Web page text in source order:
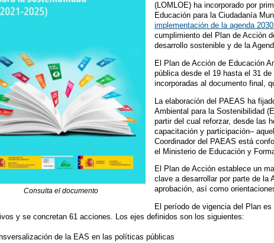
Consulta el documento
(LOMLOE) ha incorporado por
Educación para la Ciudadanía
implementación de la agenda
cumplimiento del Plan de Acción
desarrollo sostenible y de la
El Plan de Acción de Educación
pública desde el 19 hasta el 31
incorporadas al documento final,
La elaboración del PAEAS ha
Ambiental para la Sostenibilidad
partir del cual reforzar, desde las
capacitación y participación–
Coordinador del PAEAS está
el Ministerio de Educación y
El Plan de Acción establece un
clave a desarrollar por parte de la
aprobación, así como
El período de vigencia del Plan
y se concretan 61 acciones. Los ejes definidos son los siguientes:
de la EAS en las políticas públicas